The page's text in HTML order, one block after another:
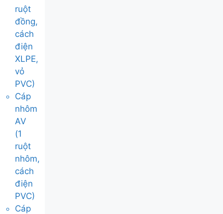
ruột
đồng,
cách
điện
XLPE,
vỏ
PVC)
Cáp
nhôm
AV
(1
ruột
nhôm,
cách
điện
PVC)
Cáp